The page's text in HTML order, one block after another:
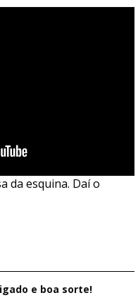
da esquina. Daí o
e boa sorte!